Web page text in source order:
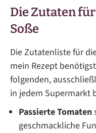
Die Zutaten
Soße
Die Zutatenliste für
mein Rezept
folgenden,
in jedem Supermarkt
Passierte Tomaten
geschmackliche